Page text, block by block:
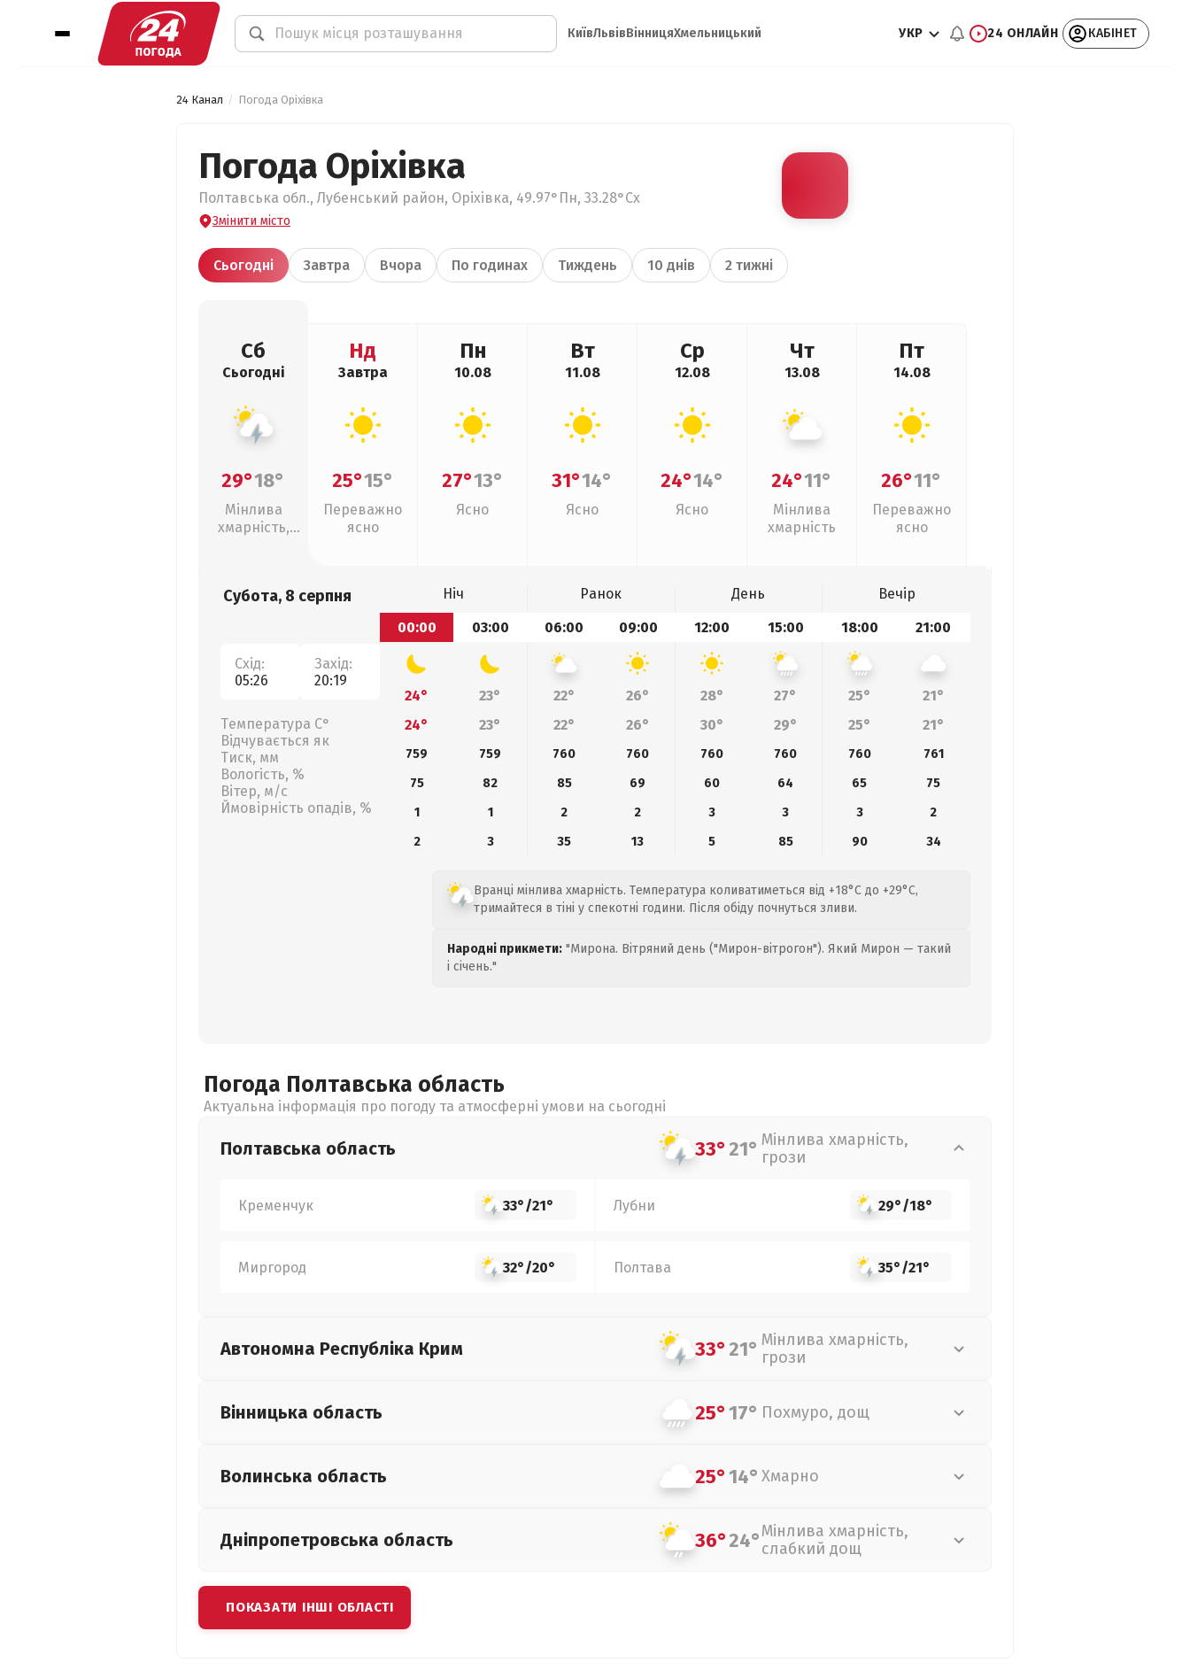
КиївЛьвівВінницяХмельницький УКР 24 ОНЛАЙН КАБІНЕТ
24 Канал Погода Оріхівка
Погода Оріхівка
Полтавська обл., Лубенський район, Оріхівка, 49.97°Пн, 33.28°Сх
Змінити місто
Сьогодні Завтра Вчора По годинах Тиждень 10 днів 2 тижні
Сб
Сьогодні
29°18°
Мінлива
хмарність,
Нд
Завтра
25°15°
Переважно
ясно
Пн
10.08
27°13°
Ясно
Вт
11.08
31°14°
Ясно
Ср
12.08
24°14°
Ясно
Чт
13.08
24°11°
Мінлива
хмарність
Пт
14.08
26°11°
Переважно
ясно
Субота, 8 серпня
Схід:
05:26
Захід:
20:19
Температура С°
Відчувається як
Тиск, мм
Вологість, %
Вітер, м/с
Ймовірність опадів, %
Ніч Ранок День
Вечір
00:00
03:00 06:00 09:00 12:00 15:00 18:00 21:00
24° 23° 22° 26° 28° 27° 25°
21°
24°
23° 22° 26° 30° 29° 25° 21°
759 759 760 760 760 760 760
761
75
82 85 69 60 64 65
75
1
1 2 2 3 3 3
2
2
3 35 13 5 85 90 34
Вранці мінлива хмарність. Температура коливатиметься від +18°C до +29°C,
тримайтеся в тіні у спекотні години. Після обіду почнуться зливи.
Народні прикмети: "Мирона. Вітряний день ("Мирон-вітрогон"). Який Мирон — такий
і січень."
Погода Полтавська область
Актуальна інформація про погоду та атмосферні умови на сьогодні
Полтавська область 33°21° Мінлива хмарність,
грози
Кременчук 33°/21° Лубни 29°/18°
Миргород 32°/20° Полтава 35°/21°
Автономна Республіка Крим 33°21° Мінлива хмарність,
грози
Вінницька область 25°17° Похмуро, дощ
Волинська область 25°14° Хмарно
Дніпропетровська область 36°24°Мінлива хмарність,
слабкий дощ
ПОКАЗАТИ ІНШІ ОБЛАСТІ